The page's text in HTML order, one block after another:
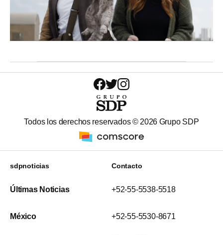
Todos los derechos reservados © 2026 Grupo SDP
sdpnoticias
Últimas Noticias
México
Contacto
+52-55-5538-5518
+52-55-5530-8671